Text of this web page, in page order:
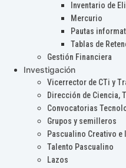
Inventario de
Mercurio
Pautas
Tablas de
Gestión Financiera
Investigación
Vicerrector de CTi y
Dirección de Ciencia,
Convocatorias
Grupos y semilleros
Pascualino Creativo e
Talento Pascualino
Lazos